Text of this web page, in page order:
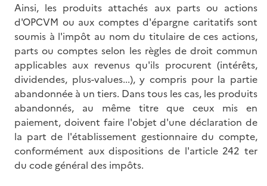
Ainsi, les produits attachés aux parts ou actions
d'OPCVM ou aux comptes d'épargne caritatifs sont
soumis à l'impôt au nom du titulaire de ces actions,
parts ou comptes selon les règles de droit commun
applicables aux revenus qu'ils procurent (intérêts,
dividendes, plus-values...), y compris pour la partie
abandonnée à un tiers. Dans tous les cas, les produits
abandonnés, au même titre que ceux mis en
paiement, doivent faire l'objet d'une déclaration de
la part de l'établissement gestionnaire du compte,
conformément aux dispositions de l'article 242 ter
du code général des impôts.